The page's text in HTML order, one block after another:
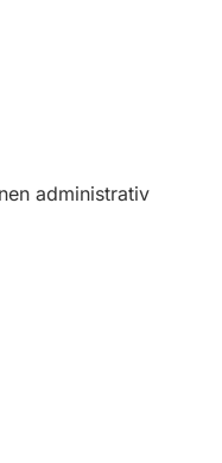
administrativ